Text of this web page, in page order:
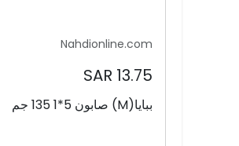
Nahdionline.com
13.75 SAR
ببايا(M) صابون 5*1 135 جم